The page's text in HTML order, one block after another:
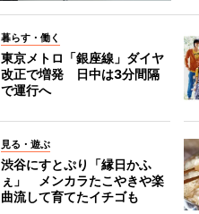
暮らす・働く
東京メトロ「銀座線」ダイヤ
改正で増発 日中は3分間隔
で運行へ
見る・遊ぶ
渋谷にすとぷり「縁日かふ
ぇ」 メンカラたこやきや楽
曲流して育てたイチゴも